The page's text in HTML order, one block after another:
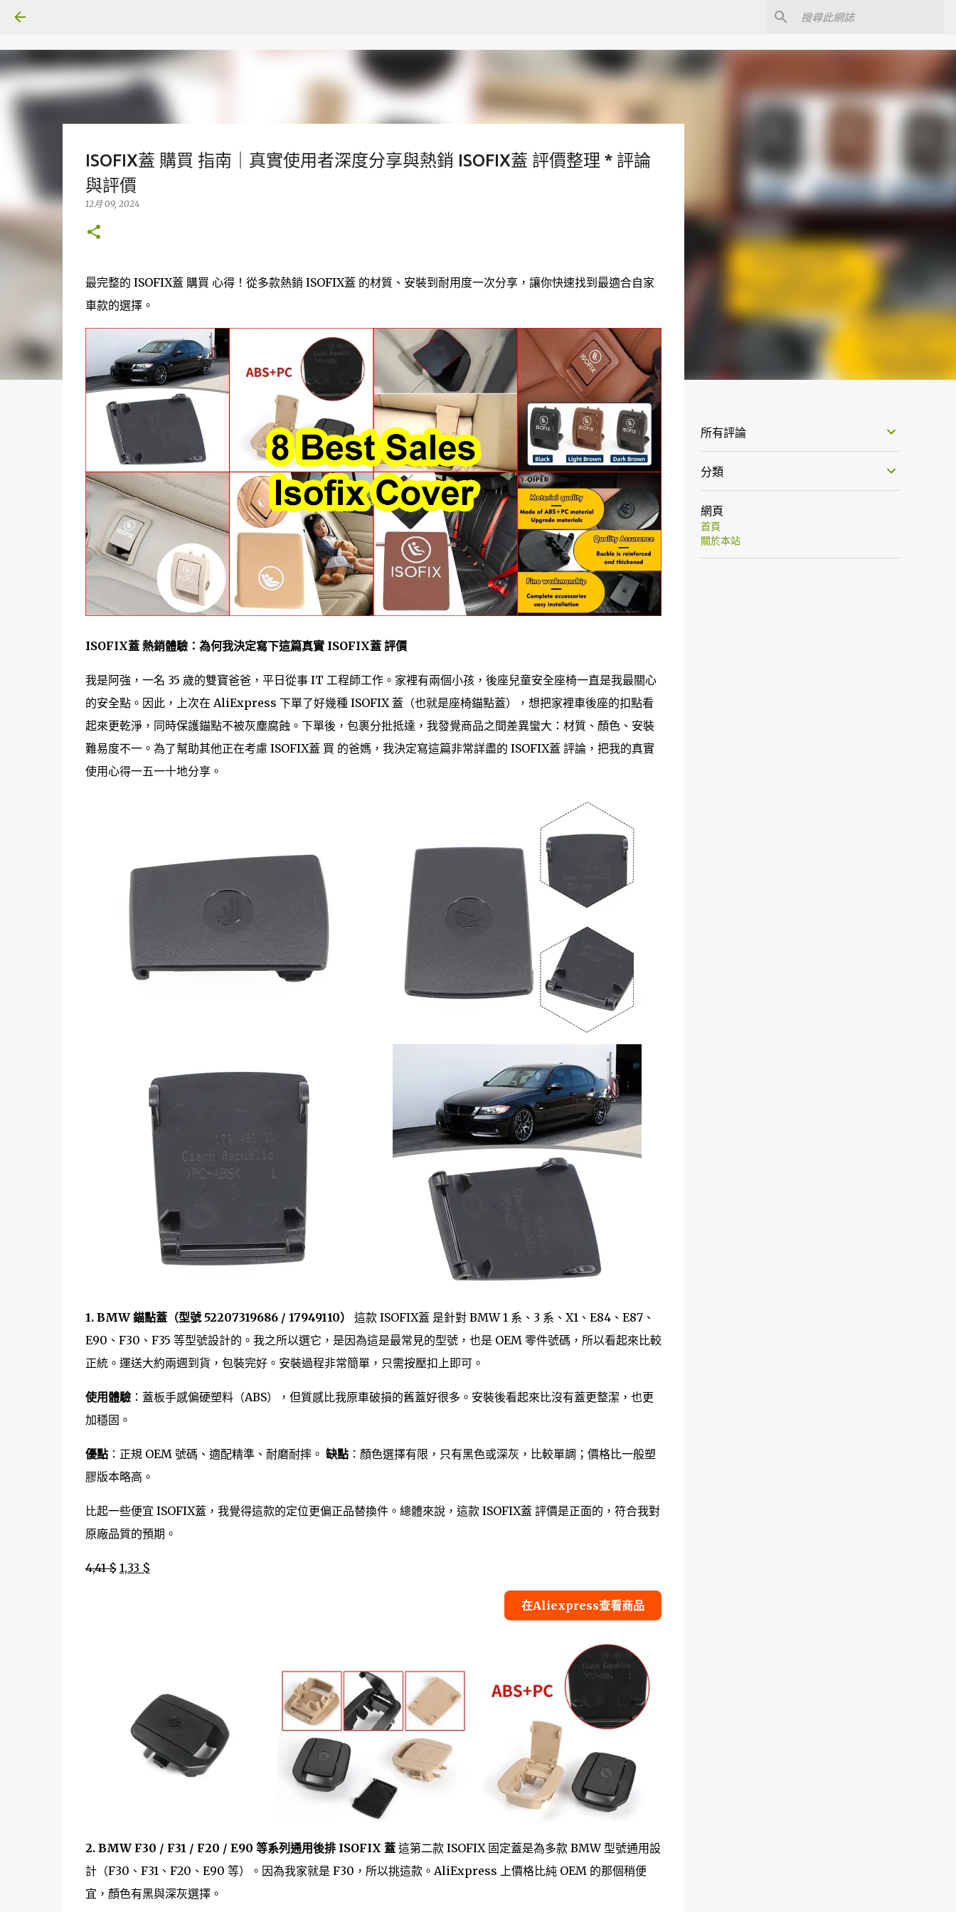
ISOFIX蓋 購買 指南｜真實使用者深度分享與熱銷 ISOFIX蓋 評價整理 * 評論
與評價
12月 09, 2024
最完整的 ISOFIX蓋 購買 心得！從多款熱銷 ISOFIX蓋 的材質、安裝到耐用度一次分享，讓你快速找到最適合自家
車款的選擇。
ISOFIX蓋 熱銷體驗：為何我決定寫下這篇真實 ISOFIX蓋 評價
我是阿強，一名 35 歲的雙寶爸爸，平日從事 IT 工程師工作。家裡有兩個小孩，後座兒童安全座椅一直是我最關心
的安全點。因此，上次在 AliExpress 下單了好幾種 ISOFIX 蓋（也就是座椅錨點蓋），想把家裡車後座的扣點看
起來更乾淨，同時保護錨點不被灰塵腐蝕。下單後，包裹分批抵達，我發覺商品之間差異蠻大：材質、顏色、安裝
難易度不一。為了幫助其他正在考慮 ISOFIX蓋 買 的爸媽，我決定寫這篇非常詳盡的 ISOFIX蓋 評論，把我的真實
使用心得一五一十地分享。
1. BMW 錨點蓋（型號 52207319686 / 17949110）
這款 ISOFIX蓋 是針對 BMW 1 系、3 系、X1、E84、E87、
E90、F30、F35 等型號設計的。我之所以選它，是因為這是最常見的型號，也是 OEM 零件號碼，所以看起來比較
正統。運送大約兩週到貨，包裝完好。安裝過程非常簡單，只需按壓扣上即可。
使用體驗：蓋板手感偏硬塑料（ABS），但質感比我原車破損的舊蓋好很多。安裝後看起來比沒有蓋更整潔，也更
加穩固。
優點：正規 OEM 號碼、適配精準、耐磨耐摔。 缺點：顏色選擇有限，只有黑色或深灰，比較單調；價格比一般塑
膠版本略高。
比起一些便宜 ISOFIX蓋，我覺得這款的定位更偏正品替換件。總體來說，這款 ISOFIX蓋 評價是正面的，符合我對
原廠品質的預期。
4,41 $ 1,33 $
在Aliexpress查看商品
2. BMW F30 / F31 / F20 / E90 等系列通用後排 ISOFIX 蓋這第二款 ISOFIX 固定蓋是為多款 BMW 型號通用設
計（F30、F31、F20、E90 等）。因為我家就是 F30，所以挑這款。AliExpress 上價格比純 OEM 的那個稍便
宜，顏色有黑與深灰選擇。
所有評論
分類
網頁
首頁
關於本站